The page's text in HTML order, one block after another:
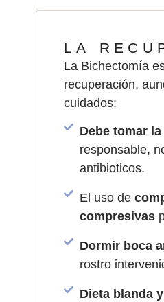
LA
La Bichectomía
recuperación,
cuidados:
Debe tomar
responsable,
antibioticos.
El uso de
compresivas
Dormir boca
rostro
Dieta blanda